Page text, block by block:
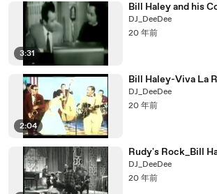
3:31
Bill Haley and his
DJ_DeeDee
20 年前
2:04
Bill Haley-Viva La
DJ_DeeDee
20 年前
Rudy's Rock_Bill
DJ_DeeDee
20 年前